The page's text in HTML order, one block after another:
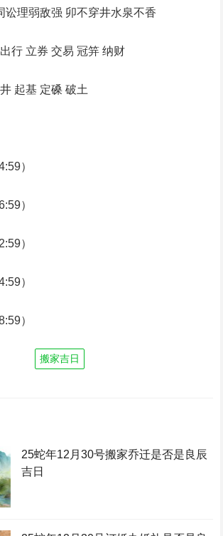
讼理弱敌强 卯不穿井水泉不香
行 立券 交易 冠笄 纳财
起基 定磉 破土
）
）
）
）
）
搬家吉日
25蛇年12月30号搬家乔迁是否是良辰
吉日